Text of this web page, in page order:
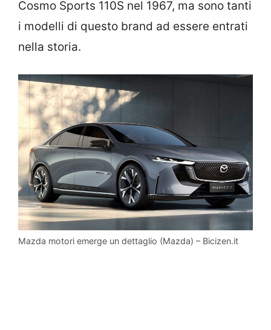
Cosmo Sports 110S nel 1967, ma sono tanti
i modelli di questo brand ad essere entrati
nella storia.
Mazda motori emerge un dettaglio (Mazda) – Bicizen.it